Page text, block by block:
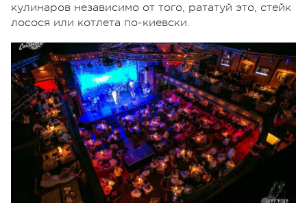
кулинаров независимо от того, рататуй это, стейк
лосося или котлета по-киевски.